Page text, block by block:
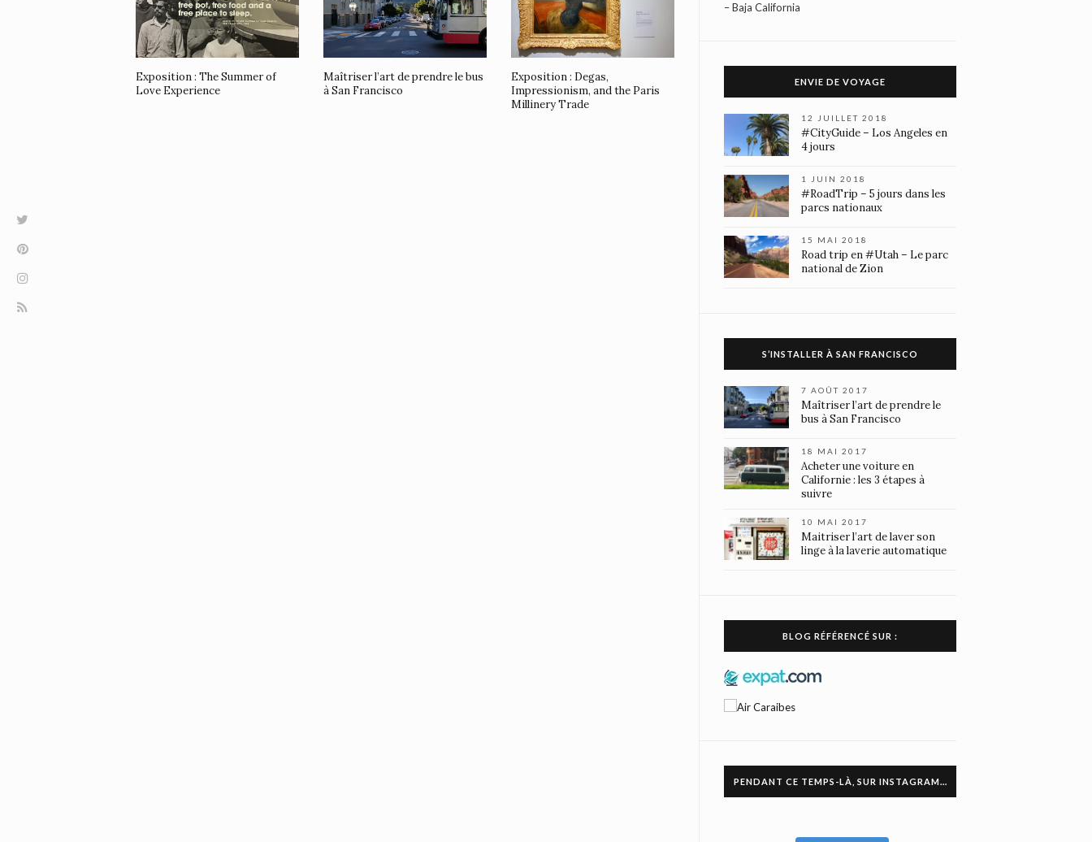
Exposition : The Summer of
Love Experience
Maîtriser l’art de prendre le bus
à San Francisco
Exposition : Degas,
Impressionism, and the Paris
Millinery Trade
– Baja California
ENVIE DE VOYAGE
12 JUILLET 2018
#CityGuide – Los Angeles en
4 jours
1 JUIN 2018
#RoadTrip – 5 jours dans les
parcs nationaux
15 MAI 2018
Road trip en #Utah – Le parc
national de Zion
S’INSTALLER À SAN FRANCISCO
7 AOÛT 2017
Maîtriser l’art de prendre le
bus à San Francisco
18 MAI 2017
Acheter une voiture en
Californie : les 3 étapes à
suivre
10 MAI 2017
Maitriser l’art de laver son
linge à la laverie automatique
BLOG RÉFÉRENCÉ SUR :
PENDANT CE TEMPS-LÀ, SUR INSTAGRAM…